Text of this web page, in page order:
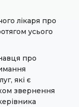
лікаря про
усього
про
які є
звернення